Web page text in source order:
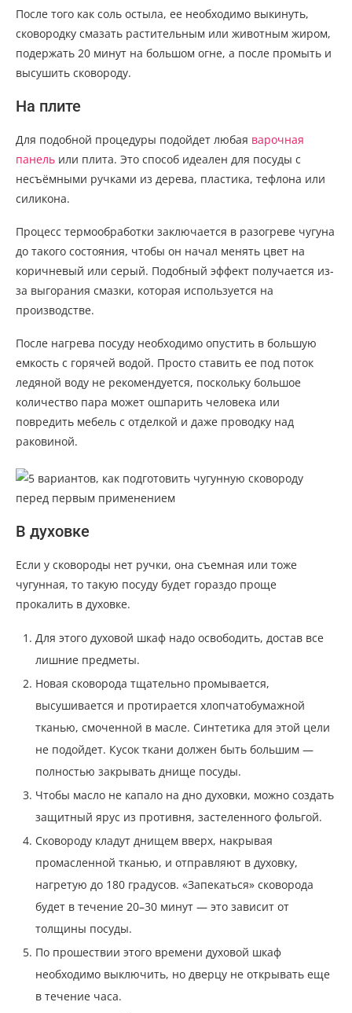
После того как соль остыла, ее необходимо выкинуть,
сковородку смазать растительным или животным жиром,
подержать 20 минут на большом огне, а после промыть и
высушить сковороду.
На плите
Для подобной процедуры подойдет любая варочная
панель или плита. Это способ идеален для посуды с
несъёмными ручками из дерева, пластика, тефлона или
силикона.
Процесс термообработки заключается в разогреве чугуна
до такого состояния, чтобы он начал менять цвет на
коричневый или серый. Подобный эффект получается из-
за выгорания смазки, которая используется на
производстве.
После нагрева посуду необходимо опустить в большую
емкость с горячей водой. Просто ставить ее под поток
ледяной воду не рекомендуется, поскольку большое
количество пара может ошпарить человека или
повредить мебель с отделкой и даже проводку над
раковиной.
В духовке
Если у сковороды нет ручки, она съемная или тоже
чугунная, то такую посуду будет гораздо проще
прокалить в духовке.
Для этого духовой шкаф надо освободить, достав все
лишние предметы.
Новая сковорода тщательно промывается,
высушивается и протирается хлопчатобумажной
тканью, смоченной в масле. Синтетика для этой цели
не подойдет. Кусок ткани должен быть большим —
полностью закрывать днище посуды.
Чтобы масло не капало на дно духовки, можно создать
защитный ярус из противня, застеленного фольгой.
Сковороду кладут днищем вверх, накрывая
промасленной тканью, и отправляют в духовку,
нагретую до 180 градусов. «Запекаться» сковорода
будет в течение 20–30 минут — это зависит от
толщины посуды.
По прошествии этого времени духовой шкаф
необходимо выключить, но дверцу не открывать еще
в течение часа.